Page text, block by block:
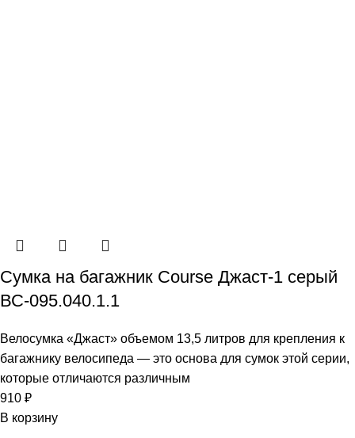
Сумка на багажник Course Джаст-1 серый
ВС-095.040.1.1
Велосумка «Джаст» объемом 13,5 литров для крепления к
багажнику велосипеда — это основа для сумок этой серии,
которые отличаются различным
910 ₽
В корзину